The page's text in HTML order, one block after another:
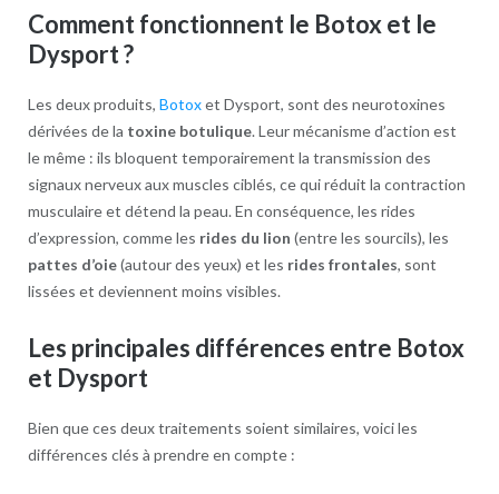
Comment fonctionnent le Botox et le
Dysport ?
Les deux produits, Botoxet Dysport, sont des neurotoxines
dérivées de la toxine botulique. Leur mécanisme d’action est
le même : ils bloquent temporairement la transmission des
signaux nerveux aux muscles ciblés, ce qui réduit la contraction
musculaire et détend la peau. En conséquence, les rides
d’expression, comme les rides du lion (entre les sourcils), les
pattes d’oie(autour des yeux) et les rides frontales, sont
lissées et deviennent moins visibles.
Les principales différences entre Botox
et Dysport
Bien que ces deux traitements soient similaires, voici les
différences clés à prendre en compte :